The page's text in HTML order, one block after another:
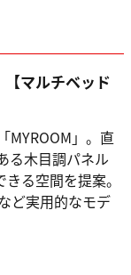
マルチベッド
MYROOM」。直
る木目調パネル
る空間を提案。
ど実用的なモデ